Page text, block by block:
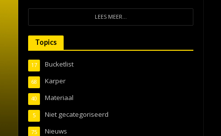
LEES MEER...
Topics
Bucketlist
17
Karper
68
Materiaal
40
Niet gecategoriseerd
5
Nieuws
75